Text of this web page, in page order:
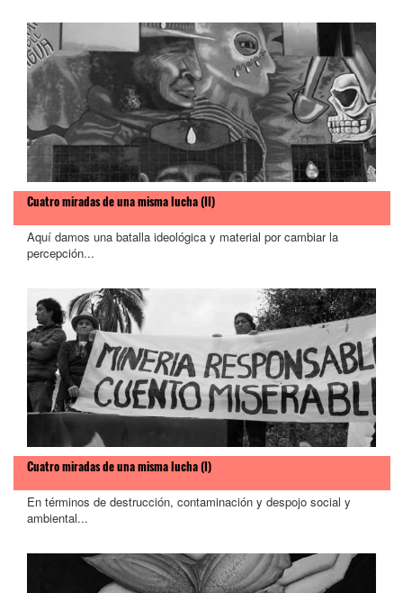
Cuatro miradas de una misma lucha (II)
Aquí damos una batalla ideológica y material por cambiar la
percepción...
Cuatro miradas de una misma lucha (I)
En términos de destrucción, contaminación y despojo social y
ambiental...